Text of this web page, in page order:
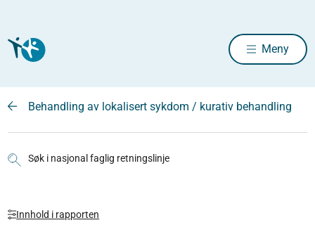
Meny
Behandling av lokalisert sykdom / kurativ behandling
Søk i nasjonal faglig retningslinje
Innhold i rapporten